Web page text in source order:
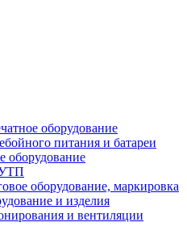
оборудование
питания и батареи
оборудование
оборудование, маркировка
и изделия
и вентиляции